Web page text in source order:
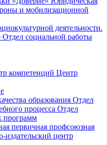
и мобилизационной
деятельности.
Отдел социальной работы
компетенций Центр
образования Отдел
процесса Отдел
программ
первичная профсоюзная
издательский центр